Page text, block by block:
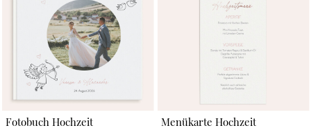
Fotobuch Hochzeit Menükarte Hochzeit